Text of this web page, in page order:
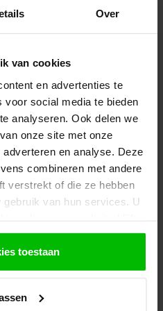
Over
van cookies
en advertenties te
voor social media te bieden
analyseren. Ook delen we
onze site met onze
en analyse. Deze
combineren met andere
verstrekt of die ze hebben
van hun services. U
toestaan
vragen
of neem
klantenservice
. Wij helpen u
het samenstellen van uw
zijn?:
producten toe in de
Winkelwagen” pagina.
af waarbij je kiest voor
Vermeld in het
de gewenste afhaaldatum.
staat om af te halen. Wij
klaar en bestellen
Dit doen wij alleen wanneer